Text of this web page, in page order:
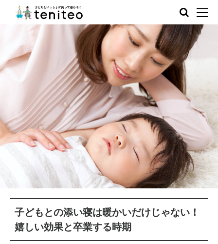
子どもとの添い寝は暖かいだけじゃない！
嬉しい効果と卒業する時期